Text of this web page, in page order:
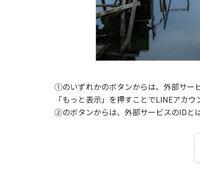
①のいずれかのボタンからは、外部サー
「もっと表示」を押すことでLINEアカウ
②のボタンからは、外部サービスのIDと